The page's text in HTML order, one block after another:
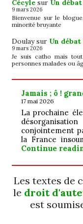
Cécyle sur Un
9 mars 2026
Bienvenue sur le
minorité bruyante
Doulaysur Un débat
9 mars 2026
Je suis catho mais
personnes malades ou
Jamais ; ô !
17 mai 2026
La prochaine
conjointement
la France
Continue
Les textes de
le droit
est